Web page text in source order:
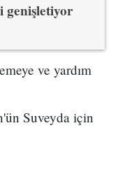
genişletiyor
ve yardım
Suveyda için